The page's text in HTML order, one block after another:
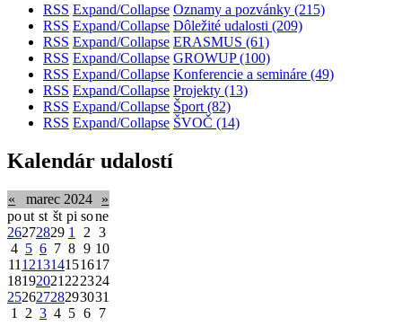
RSS Expand/Collapse Oznamy a pozvánky (215)
RSS Expand/Collapse Dôležité udalosti (209)
RSS Expand/Collapse ERASMUS (61)
RSS Expand/Collapse GROWUP(100)
RSS Expand/Collapse Konferencie a semináre (49)
RSS Expand/Collapse Projekty (13)
RSS Expand/Collapse Šport (82)
RSS Expand/Collapse ŠVOČ (14)
Kalendár udalostí
« marec 2024
»
pout st št pi sone
26272829 1 2 3
4 5 6 7 8 9 10
11121314151617
18192021222324
25262728293031
1 2 3 4 5 6
7